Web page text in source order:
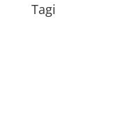
Tagi